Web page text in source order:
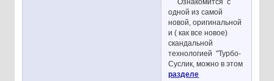
одной из самой
новой, оригинальной
и ( как все новое)
скандальной
технологией "Турбо-
Суслик, можно в этом
разделе